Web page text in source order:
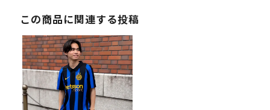
この商品に関連する投稿